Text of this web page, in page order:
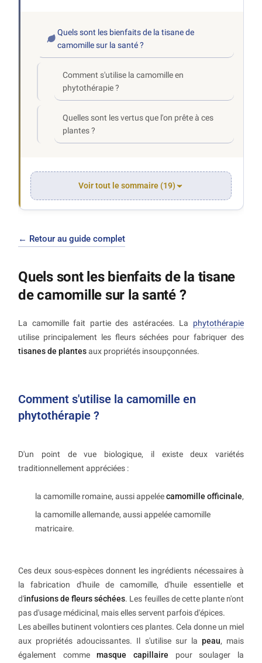
Quels sont les bienfaits de la tisane de
camomille sur la santé ?
Comment s'utilise la camomille en
phytothérapie ?
Quelles sont les vertus que l'on prête à ces
plantes ?
Voir tout le sommaire (19)
← Retour au guide complet
Quels sont les bienfaits de la tisane
de camomille sur la santé ?
La camomille fait partie des astéracées. La phytothérapie
utilise principalement les fleurs séchées pour fabriquer des
tisanes de plantesaux propriétés insoupçonnées.
Comment s'utilise la camomille en
phytothérapie ?
D'un point de vue biologique, il existe deux variétés
traditionnellement appréciées :
la camomille romaine, aussi appeléecamomille officinale,
la camomille allemande, aussi appelée camomille
matricaire.
Ces deux sous-espèces donnent les ingrédients nécessaires à
la fabrication d'huile de camomille, d'huile essentielle et
d'infusions de fleurs séchées. Les feuilles de cette plante n'ont
pas d'usage médicinal, mais elles servent parfois d'épices.
Les abeilles butinent volontiers ces plantes. Cela donne un miel
aux propriétés adoucissantes. Il s'utilise sur la peau, mais
également commemasque capillaire pour soulager la